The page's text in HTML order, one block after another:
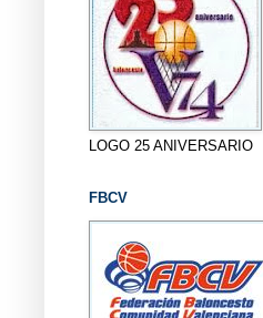
LOGO 25 ANIVERSARIO
FBCV